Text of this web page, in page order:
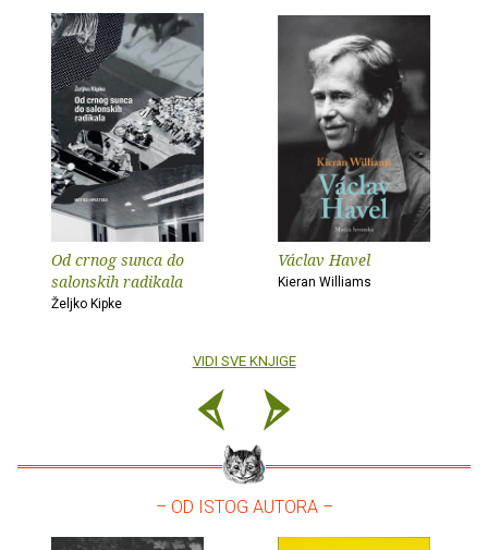
Od crnog sunca do
salonskih radikala
Željko Kipke
Václav Havel
Kieran Williams
VIDI SVE KNJIGE
– OD ISTOG AUTORA –